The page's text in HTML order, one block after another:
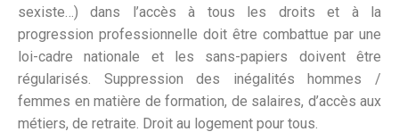
sexiste…) dans l’accès à tous les droits et à la
progression professionnelle doit être combattue par une
loi-cadre nationale et les sans-papiers doivent être
régularisés. Suppression des inégalités hommes /
femmes en matière de formation, de salaires, d’accès aux
métiers, de retraite. Droit au logement pour tous.